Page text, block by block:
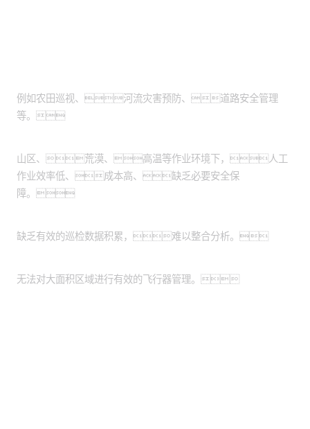
例如农田巡视、河流灾害预防、道路安全管理
等。
山区、荒漠、高温等作业环境下，人工
作业效率低、成本高、缺乏必要安全保
障。
缺乏有效的巡检数据积累，难以整合分析。
无法对大面积区域进行有效的飞行器管理。